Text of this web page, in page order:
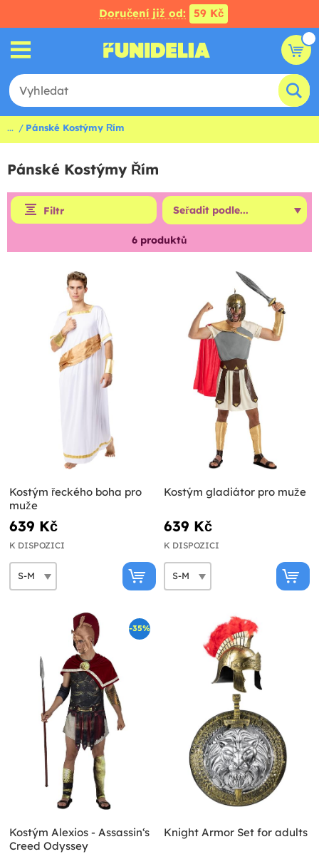
Doručení již od: 59 Kč
... Pánské Kostýmy Řím
Pánské Kostýmy Řím
Filtr
6 produktů
Kostým řeckého boha pro
muže
639 Kč
K DISPOZICI
Kostým gladiátor pro muže
639 Kč
K DISPOZICI
-35%
Kostým Alexios - Assassin‘s
Creed Odyssey
Knight Armor Set for adults